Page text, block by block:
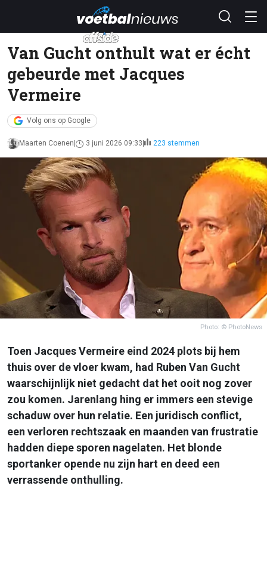
Van Gucht onthult wat er écht
gebeurde met Jacques
Vermeire
Volg ons op Google
Maarten Coenen 3 juni 2026 09:33 223 stemmen
Photo: © PhotoNews
Toen Jacques Vermeire eind 2024 plots bij hem
thuis over de vloer kwam, had Ruben Van Gucht
waarschijnlijk niet gedacht dat het ooit nog zover
zou komen. Jarenlang hing er immers een stevige
schaduw over hun relatie. Een juridisch conflict,
een verloren rechtszaak en maanden van frustratie
hadden diepe sporen nagelaten. Het blonde
sportanker opende nu zijn hart en deed een
verrassende onthulling.